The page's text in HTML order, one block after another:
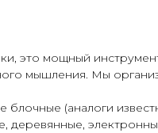
это мощный
мышления. Мы
блочные (аналоги
деревянные,